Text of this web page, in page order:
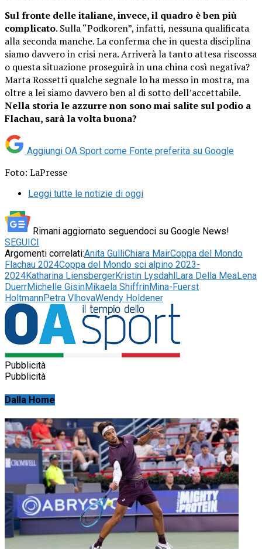
Sul fronte delle italiane, invece, il quadro è ben più
complicato. Sulla “Podkoren”, infatti, nessuna qualificata
alla seconda manche. La conferma che in questa disciplina
siamo davvero in crisi nera. Arriverà la tanto attesa riscossa
o questa situazione proseguirà in una china così negativa?
Marta Rossetti qualche segnale lo ha messo in mostra, ma
oltre a lei siamo davvero ben al di sotto dell’accettabile.
Nella storia le azzurre non sono mai salite sul podio a
Flachau, sarà la volta buona?
Aggiungi OA Sport come Fonte preferita su Google
Foto: LaPresse
Leggi tutte le notizie di oggi
Rimani aggiornato seguendoci su Google News!
SEGUICI
Argomenti correlati:Anita GulliChiara MairCoppa del Mondo
Flachau 2024Coppa del Mondo sci alpino 2023-
2024Katharina LiensbergerKristin LysdahlLara Della MeaLena
DuerrMichelle GisinMikaela ShiffrinMina-Fuerst
HoltmannPetra VlhovaWendy Holdener
Pubblicità
Pubblicità
Dalla Home